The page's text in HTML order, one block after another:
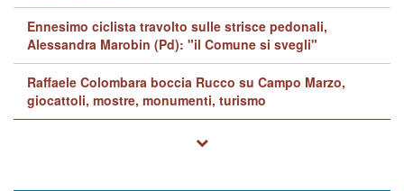
Ennesimo ciclista travolto sulle strisce pedonali,
Alessandra Marobin (Pd): "il Comune si svegli"
Raffaele Colombara boccia Rucco su Campo Marzo,
giocattoli, mostre, monumenti, turismo